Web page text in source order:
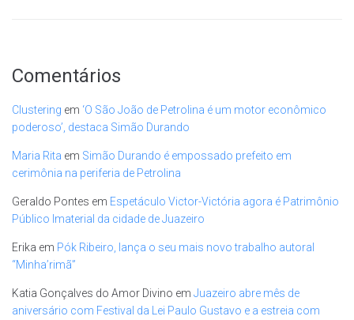
Comentários
Clustering em ‘O São João de Petrolina é um motor econômico
poderoso’, destaca Simão Durando
Maria Rita em Simão Durando é empossado prefeito em
cerimônia na periferia de Petrolina
Geraldo Pontes em Espetáculo Victor-Victória agora é Patrimônio
Público Imaterial da cidade de Juazeiro
Erika em Pók Ribeiro, lança o seu mais novo trabalho autoral
“Minha’rimã”
Katia Gonçalves do Amor Divino em Juazeiro abre mês de
aniversário com Festival da Lei Paulo Gustavo e a estreia com